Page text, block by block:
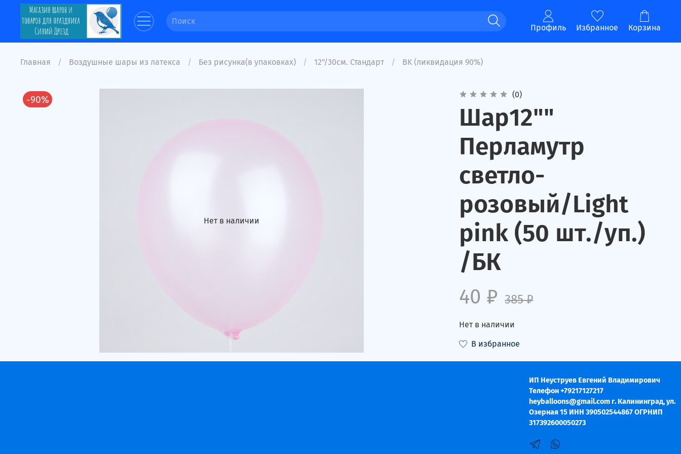
Профиль Избранное Корзина
Главная Воздушные шары из латекса Без рисунка(в упаковках) 12"/30см. Стандарт BK (ликвидация 90%)
Нет в наличии
-90% (0)
Шар12""
Перламутр
светло-
розовый/Light
pink (50 шт./уп.)
/БК
40 ₽ 385 ₽
Нет в наличии
В избранное
ИП Неуструев Евгений Владимирович
Телефон +79217127217
heyballoons@gmail.com г. Калининград, ул.
Озерная 15 ИНН 390502544867 ОГРНИП
317392600050273